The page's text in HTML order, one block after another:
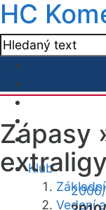
HC
Klub
Vedení
Zápasy
extraligy